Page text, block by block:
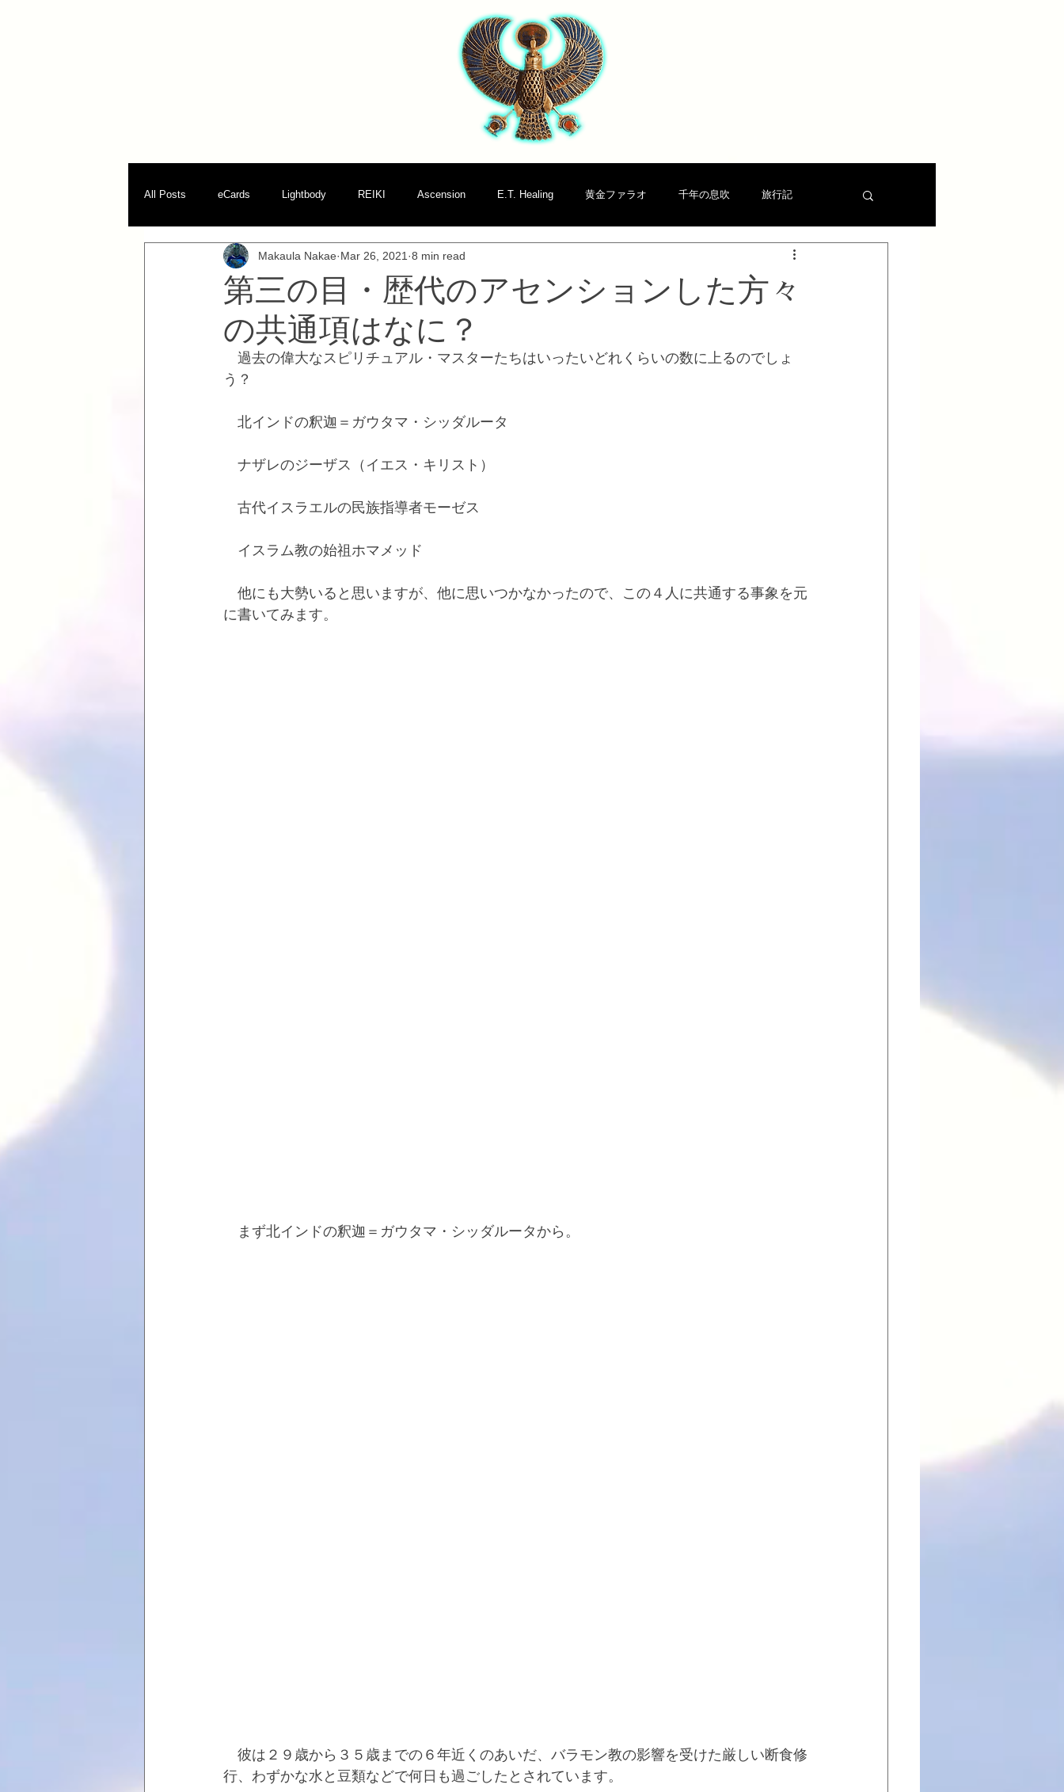
All Posts eCards Lightbody REIKI Ascension E.T. Healing 黄金ファラオ 千年の息吹 旅行記
パラダイム転換
第三の目・歴代のアセンションした方々
の共通項はなに？
Makaula Nakae Mar 26, 2021 8 min read
過去の偉大なスピリチュアル・マスターたちはいったいどれくらいの数に上るのでしょ
う？
北インドの釈迦＝ガウタマ・シッダルータ
ナザレのジーザス（イエス・キリスト）
古代イスラエルの民族指導者モーゼス
イスラム教の始祖ホマメッド
他にも大勢いると思いますが、他に思いつかなかったので、この４人に共通する事象を元
に書いてみます。
まず北インドの釈迦＝ガウタマ・シッダルータから。
彼は２９歳から３５歳までの６年近くのあいだ、バラモン教の影響を受けた厳しい断食修
行、わずかな水と豆類などで何日も過ごしたとされています。